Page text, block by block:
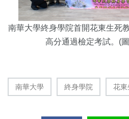
南華大學終身學院首開花東生死
高分通過檢定考試。(
南華大學 終身學院 花東